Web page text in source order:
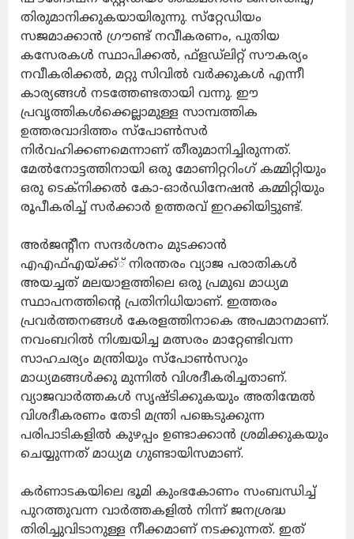
തിരുമാനിക്കുകയായിരുന്നു. സ്‌റ്റേഡിയം
സജമാക്കാന്‍ ഗ്രൗണ്ട് നവീകരണം, പുതിയ
കസേരകള്‍ സ്ഥാപിക്കല്‍, ഫ്‌ളഡ്‌ലിറ്റ് സൗകര്യം
നവീകരിക്കല്‍, മറ്റു സിവില്‍ വര്‍ക്കുകള്‍ എന്നീ
കാര്യങ്ങള്‍ നടത്തേണ്ടതായി വന്നു. ഈ
പ്രവൃത്തികള്‍ക്കെല്ലാമുള്ള സാമ്പത്തിക
ഉത്തരവാദിത്തം സ്‌പോണ്‍സര്‍
നിര്‍വഹിക്കണമെന്നാണ് തീരുമാനിച്ചിരുന്നത്.
മേല്‍നോട്ടത്തിനായി ഒരു മോണിറ്ററിംഗ് കമ്മിറ്റിയും
ഒരു ടെക്‌നിക്കല്‍ കോ-ഓര്‍ഡിനേഷന്‍ കമ്മിറ്റിയും
രൂപീകരിച്ച് സര്‍ക്കാര്‍ ഉത്തരവ് ഇറക്കിയിട്ടുണ്ട്.
അര്‍ജന്റീന സന്ദര്‍ശനം മുടക്കാന്‍
എഎഫ്എയ്ക്ക്് നിരന്തരം വ്യാജ പരാതികള്‍
അയച്ചത് മലയാളത്തിലെ ഒരു പ്രമുഖ മാധ്യമ
സ്ഥാപനത്തിന്റെ പ്രതിനിധിയാണ്. ഇത്തരം
പ്രവര്‍ത്തനങ്ങള്‍ കേരളത്തിനാകെ അപമാനമാണ്.
നവംബറില്‍ നിശ്ചയിച്ച മത്സരം മാറ്റേണ്ടിവന്ന
സാഹചര്യം മന്ത്രിയും സ്‌പോണ്‍സറും
മാധ്യമങ്ങള്‍ക്കു മുന്നില്‍ വിശദീകരിച്ചതാണ്.
വ്യാജവാര്‍ത്തകള്‍ സൃഷ്ടിക്കുകയും അതിന്മേല്‍
വിശദീകരണം തേടി മന്ത്രി പങ്കെടുക്കുന്ന
പരിപാടികളില്‍ കുഴപ്പം ഉണ്ടാക്കാന്‍ ശ്രമിക്കുകയും
ചെയ്യുന്നത് മാധ്യമ ഗുണ്ടായിസമാണ്.
കര്‍ണാടകയിലെ ഭൂമി കുംഭകോണം സംബന്ധിച്ച്
പുറത്തുവന്ന വാര്‍ത്തകളില്‍ നിന്ന് ജനശ്രദ്ധ
തിരിച്ചുവിടാനുള്ള നീക്കമാണ് നടക്കുന്നത്. ഇത്